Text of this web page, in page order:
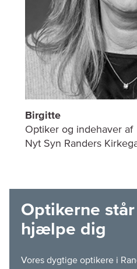
Birgitte
Optiker og indehaver af
Nyt Syn Randers
Optikerne
hjælpe dig
Vores dygtige optikere i